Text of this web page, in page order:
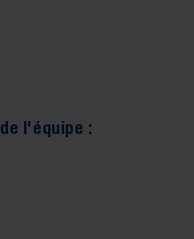
l'équipe :